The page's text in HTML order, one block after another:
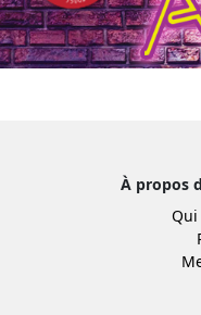
À propos
Qui